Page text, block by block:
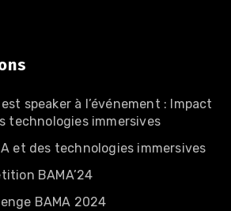
speaker à l’événement : Impact
technologies immersives
et des technologies immersives
BAMA’24
BAMA 2024